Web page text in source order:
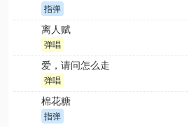
指弹
离人赋
弹唱
爱，请问怎么走
弹唱
棉花糖
指弹